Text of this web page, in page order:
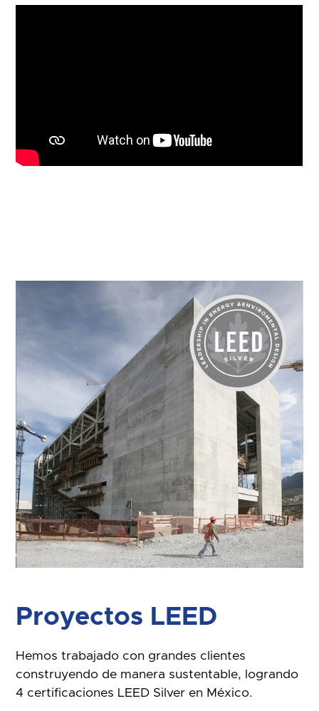
Proyectos LEED
Hemos trabajado con grandes clientes
construyendo de manera sustentable, logrando
4 certificaciones LEED Silver en México.